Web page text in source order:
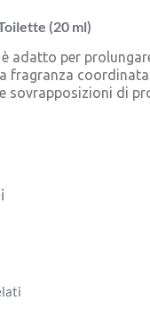
(20 ml)
adatto per
fragranza
sovrapposizioni di